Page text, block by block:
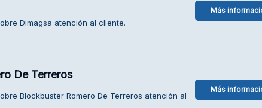
Dimagsa atención al cliente.
Más
De Terreros
Blockbuster Romero De Terreros atención al
Más